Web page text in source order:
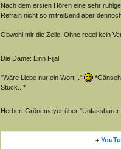
Nach dem ersten Hören eine sehr
Refrain nicht so mitreißend aber
Obwohl mir die Zeile: Ohne regel kein
Die Dame: Linn Fijal
"Wäre Liebe nur ein Wort..."
Stück...*
Herbert Grönemeyer über "Unfassbarer
+